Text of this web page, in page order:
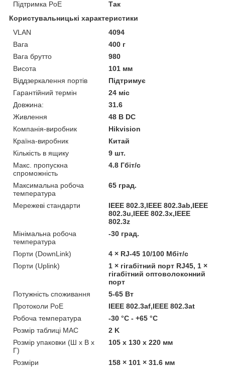
Підтримка PoE
Так
Користувальницькі характеристики
VLAN
4094
Вага
400 г
Вага брутто
980
Висота
101 мм
Віддзеркалення портів
Підтримує
Гарантійний термін
24 міс
Довжина:
31.6
Живлення
48 В DC
Компанія-виробник
Hikvision
Країна-виробник
Китай
Кількість в ящику
9 шт.
Макс. пропускна
спроможність
4.8 Гбіт/с
Максимальна робоча
температура
65 град.
Мережеві стандарти
IEEE 802.3,IEEE 802.3ab,IEEE
802.3u,IEEE 802.3x,IEEE
802.3z
Мінімальна робоча
температура
-30 град.
Порти (DownLink)
4 × RJ-45 10/100 Мбіт/с
Порти (Uplink)
1 × гігабітний порт RJ45, 1 ×
гігабітний оптоволоконний
порт
Потужність споживання
5-65 Вт
Протоколи PoE
IEEE 802.3af,IEEE 802.3at
Робоча температура
-30 °C - +65 °C
Розмір таблиці MAC
2 K
Розмір упаковки (Ш х В х
Г)
105 x 130 x 220 мм
Розміри 158 × 101 × 31.6 мм